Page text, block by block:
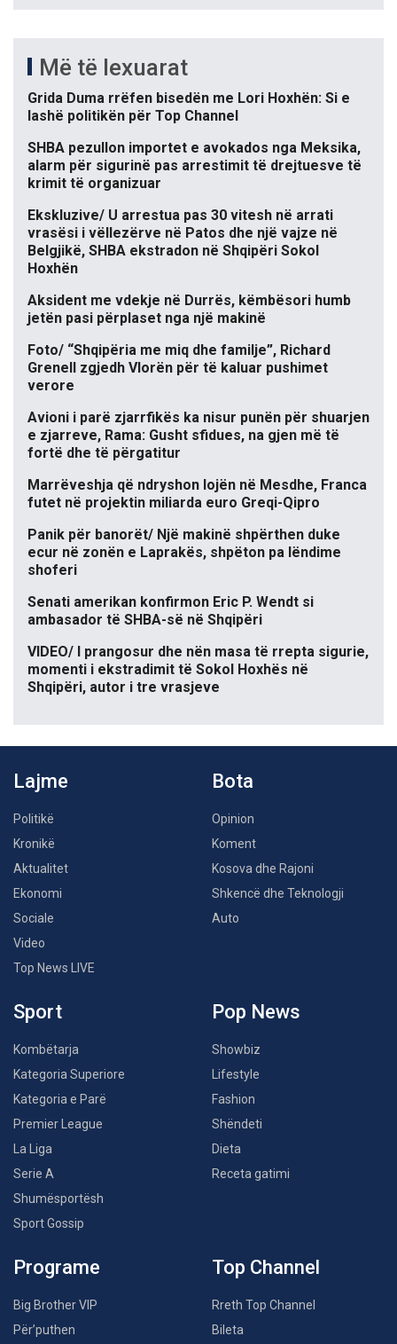
Më të lexuarat
Grida Duma rrëfen bisedën me Lori Hoxhën: Si e
lashë politikën për Top Channel
SHBA pezullon importet e avokados nga Meksika,
alarm për sigurinë pas arrestimit të drejtuesve të
krimit të organizuar
Ekskluzive/ U arrestua pas 30 vitesh në arrati
vrasësi i vëllezërve në Patos dhe një vajze në
Belgjikë, SHBA ekstradon në Shqipëri Sokol
Hoxhën
Aksident me vdekje në Durrës, këmbësori humb
jetën pasi përplaset nga një makinë
Foto/ “Shqipëria me miq dhe familje”, Richard
Grenell zgjedh Vlorën për të kaluar pushimet
verore
Avioni i parë zjarrfikës ka nisur punën për shuarjen
e zjarreve, Rama: Gusht sfidues, na gjen më të
fortë dhe të përgatitur
Marrëveshja që ndryshon lojën në Mesdhe, Franca
futet në projektin miliarda euro Greqi-Qipro
Panik për banorët/ Një makinë shpërthen duke
ecur në zonën e Laprakës, shpëton pa lëndime
shoferi
Senati amerikan konfirmon Eric P. Wendt si
ambasador të SHBA-së në Shqipëri
VIDEO/ I prangosur dhe nën masa të rrepta sigurie,
momenti i ekstradimit të Sokol Hoxhës në
Shqipëri, autor i tre vrasjeve
Lajme
Politikë
Kronikë
Aktualitet
Ekonomi
Sociale
Video
Top News LIVE
Bota
Opinion
Koment
Kosova dhe Rajoni
Shkencë dhe Teknologji
Auto
Sport
Kombëtarja
Kategoria Superiore
Kategoria e Parë
Premier League
La Liga
Serie A
Shumësportësh
Sport Gossip
Pop News
Showbiz
Lifestyle
Fashion
Shëndeti
Dieta
Receta gatimi
Programe
Big Brother VIP
Për’puthen
Top Channel
Rreth Top Channel
Bileta